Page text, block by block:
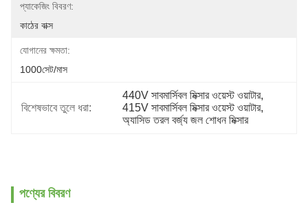
প্যাকেজিং বিবরণ:
কাঠের বাক্স
যোগানের ক্ষমতা:
1000সেট/মাস
বিশেষভাবে তুলে ধরা:
440V সাবমার্সিবল মিক্সার ওয়েস্ট ওয়াটার,
415V সাবমার্সিবল মিক্সার ওয়েস্ট ওয়াটার,
অ্যাসিড তরল বর্জ্য জল শোধন মিক্সার
পণ্যের বিবরণ